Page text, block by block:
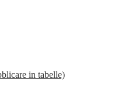
in tabelle)